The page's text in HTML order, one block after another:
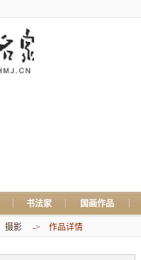
书法家 国画作品
摄影 -> 作品详情